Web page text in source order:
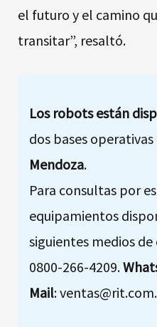
el futuro y el camino
transitar”, resaltó.
Los robots están
dos bases operativas
Mendoza.
Para consultas por
equipamientos
siguientes medios
0800-266-4209.
Mail: